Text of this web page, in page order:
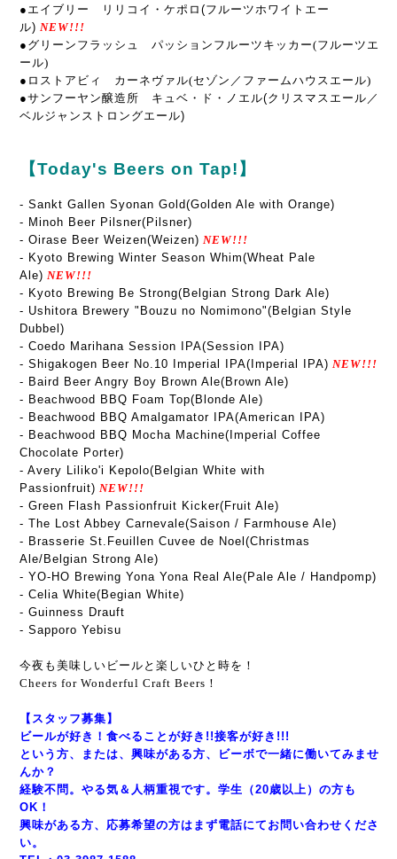
●エイブリー リリコイ・ケポロ(フルーツホワイトエー
ル) NEW!!!
●グリーンフラッシュ パッションフルーツキッカー(フルーツエ
ール)
● ロストアビィ カーネヴァル(セゾン／ファームハウスエール)
●サンフーヤン醸造所 キュベ・ド・ノエル(クリスマスエール／
ベルジャンストロングエール)
【Today's Beers on Tap!】
- Sankt Gallen Syonan Gold(Golden Ale with Orange)
- Minoh Beer Pilsner(Pilsner)
- Oirase Beer Weizen(Weizen) NEW!!!
- Kyoto Brewing Winter Season Whim(Wheat Pale
Ale) NEW!!!
- Kyoto Brewing Be Strong(Belgian Strong Dark Ale)
- Ushitora Brewery "Bouzu no Nomimono"(Belgian Style
Dubbel)
- Coedo Marihana Session IPA(Session IPA)
- Shigakogen Beer No.10 Imperial IPA(Imperial IPA) NEW!!!
- Baird Beer Angry Boy Brown Ale(Brown Ale)
- Beachwood BBQ Foam Top(Blonde Ale)
- Beachwood BBQ Amalgamator IPA(American IPA)
- Beachwood BBQ Mocha Machine(Imperial Coffee
Chocolate Porter)
- Avery Liliko'i Kepolo(Belgian White with
Passionfruit) NEW!!!
- Green Flash Passionfruit Kicker(Fruit Ale)
- The Lost Abbey Carnevale(Saison / Farmhouse Ale)
- Brasserie St.Feuillen Cuvee de Noel(Christmas
Ale/Belgian Strong Ale)
- YO-HO Brewing Yona Yona Real Ale(Pale Ale / Handpomp)
- Celia White(Begian White)
- Guinness Drauft
- Sapporo Yebisu
今夜も美味しいビールと楽しいひと時を！
Cheers for Wonderful Craft Beers！
【スタッフ募集】
ビールが好き！食べることが好き!!接客が好き!!!
という方、または、興味がある方、ビーボで一緒に働いてみませ
んか？
経験不問。やる気＆人柄重視です。学生（20歳以上）の方も
OK！
興味がある方、応募希望の方はまず電話にてお問い合わせくださ
い。